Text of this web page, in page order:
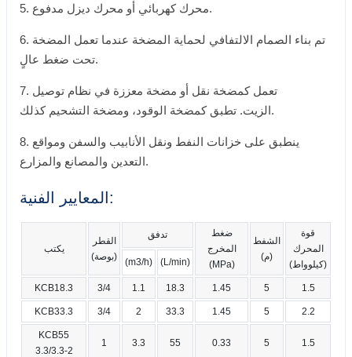
5. محرك كهربائي أو محرك ديزل مدفوع.
6. تم بناء الصمام الالتفافي لحماية المضخة عندما تعمل المضخة
تحت ضغط عالٍ.
7. تعمل كمضخة نقل أو مضخة معززة في نظام توصيل
الزيت. تطبق كمضخة الوقود، ومضخة التشحيم كذلك.
8. ينطبق على خزانات النفط ونقل الأنابيب والسفن ومواقع
التعدين والمصانع والمزارع.
المعايير الفنية:
يكتب
القطر
(بوصة)
تدفق
ضغط
المخرج
(MPa)
الشفط
(م)
قوة
المحرك
(كيلوواط)
(m3/h) (L/min)
KCB18.3 3/4 1.1 18.3 1.45 5 1.5
KCB33.3 3/4 2 33.3 1.45 5 2.2
KCB55
3.3/3.3-2
1 3.3 55 0.33 5 1.5